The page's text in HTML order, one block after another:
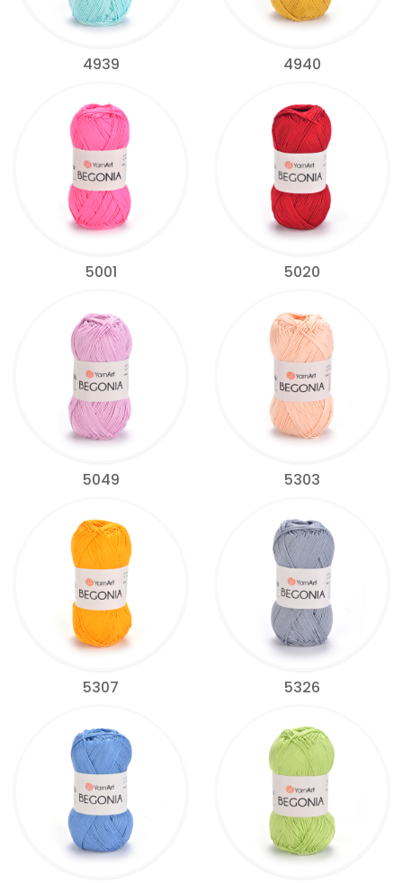
4939 4940
5001 5020
5049 5303
5307 5326